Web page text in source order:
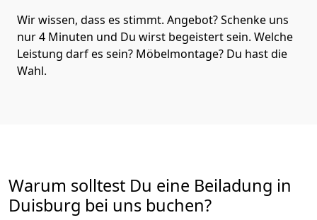
Wir wissen, dass es stimmt. Angebot? Schenke uns
nur 4 Minuten und Du wirst begeistert sein. Welche
Leistung darf es sein? Möbelmontage? Du hast die
Wahl.
Warum solltest Du eine Beiladung in
Duisburg bei uns buchen?